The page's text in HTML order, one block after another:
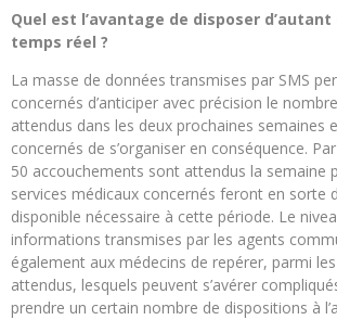
Quel est l’avantage de disposer d’autant
temps réel ?
La masse de données transmises par SMS
concernés d’anticiper avec précision le
attendus dans les deux prochaines semaines
concernés de s’organiser en conséquence.
50 accouchements sont attendus la semaine
services médicaux concernés feront en sorte
disponible nécessaire à cette période. Le
informations transmises par les agents
également aux médecins de repérer, parmi
attendus, lesquels peuvent s’avérer
prendre un certain nombre de dispositions à